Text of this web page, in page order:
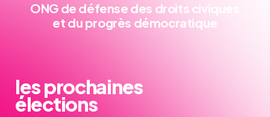
ONG de défense des droits civiques
et du progrès démocratique
les prochaines
élections